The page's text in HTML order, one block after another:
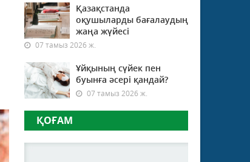
Қазақстанда
оқушыларды бағалаудың
жаңа жүйесі
07 тамыз 2026 ж.
Ұйқының сүйек пен
буынға әсері қандай?
07 тамыз 2026 ж.
ҚОҒАМ